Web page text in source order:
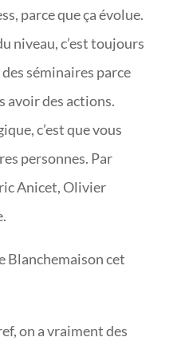
parce que ça évolue.
niveau, c’est toujours
séminaires parce
avoir des actions.
c’est que vous
personnes. Par
Anicet, Olivier
Blanchemaison cet
on a vraiment des